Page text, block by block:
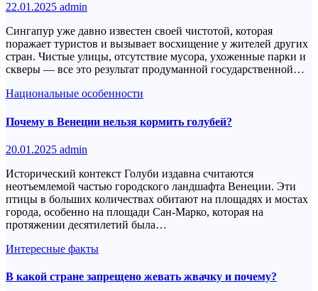
22.01.2025 admin
Сингапур уже давно известен своей чистотой, которая
поражает туристов и вызывает восхищение у жителей других
стран. Чистые улицы, отсутствие мусора, ухоженные парки и
скверы — все это результат продуманной государственной…
Национальные особенности
Почему в Венеции нельзя кормить голубей?
20.01.2025 admin
Исторический контекст Голуби издавна считаются
неотъемлемой частью городского ландшафта Венеции. Эти
птицы в больших количествах обитают на площадях и мостах
города, особенно на площади Сан-Марко, которая на
протяжении десятилетий была…
Интересные факты
В какой стране запрещено жевать жвачку и почему?